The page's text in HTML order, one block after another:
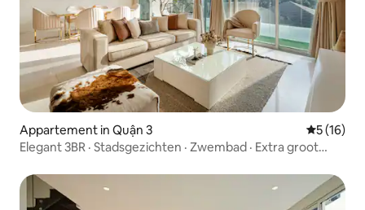
Appartement in Quận 3
5 (16)
Elegant 3BR · Stadsgezichten · Zwembad · Extra groot